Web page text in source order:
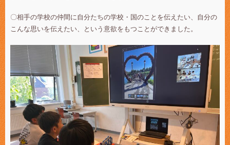
〇相手の学校の仲間に自分たちの学校・国のことを伝えたい、自分の
こんな思いを伝えたい、という意欲をもつことができました。